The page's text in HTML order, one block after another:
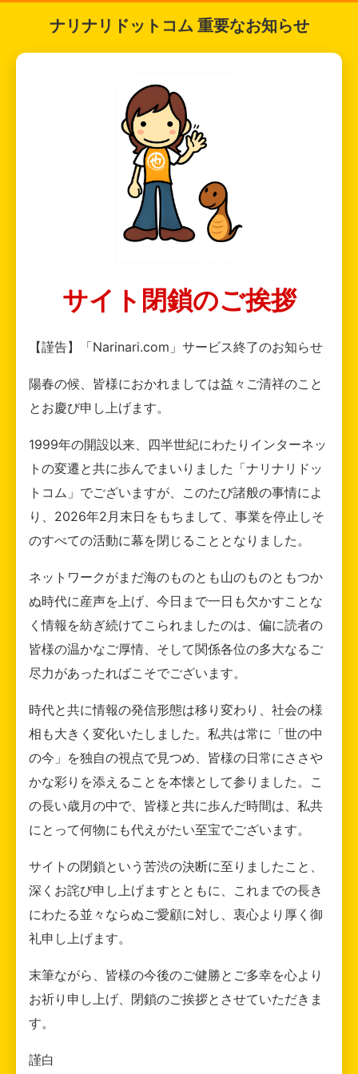
ナリナリドットコム 重要なお知らせ
サイト閉鎖のご挨拶
【謹告】「Narinari.com」サービス終了のお知らせ
陽春の候、皆様におかれましては益々ご清祥のこと
とお慶び申し上げます。
1999年の開設以来、四半世紀にわたりインターネッ
トの変遷と共に歩んでまいりました「ナリナリドッ
トコム」でございますが、このたび諸般の事情によ
り、2026年2月末日をもちまして、事業を停止しそ
のすべての活動に幕を閉じることとなりました。
ネットワークがまだ海のものとも山のものともつか
ぬ時代に産声を上げ、今日まで一日も欠かすことな
く情報を紡ぎ続けてこられましたのは、偏に読者の
皆様の温かなご厚情、そして関係各位の多大なるご
尽力があったればこそでございます。
時代と共に情報の発信形態は移り変わり、社会の様
相も大きく変化いたしました。私共は常に「世の中
の今」を独自の視点で見つめ、皆様の日常にささや
かな彩りを添えることを本懐として参りました。こ
の長い歳月の中で、皆様と共に歩んだ時間は、私共
にとって何物にも代えがたい至宝でございます。
サイトの閉鎖という苦渋の決断に至りましたこと、
深くお詫び申し上げますとともに、これまでの長き
にわたる並々ならぬご愛顧に対し、衷心より厚く御
礼申し上げます。
末筆ながら、皆様の今後のご健勝とご多幸を心より
お祈り申し上げ、閉鎖のご挨拶とさせていただきま
す。
謹白